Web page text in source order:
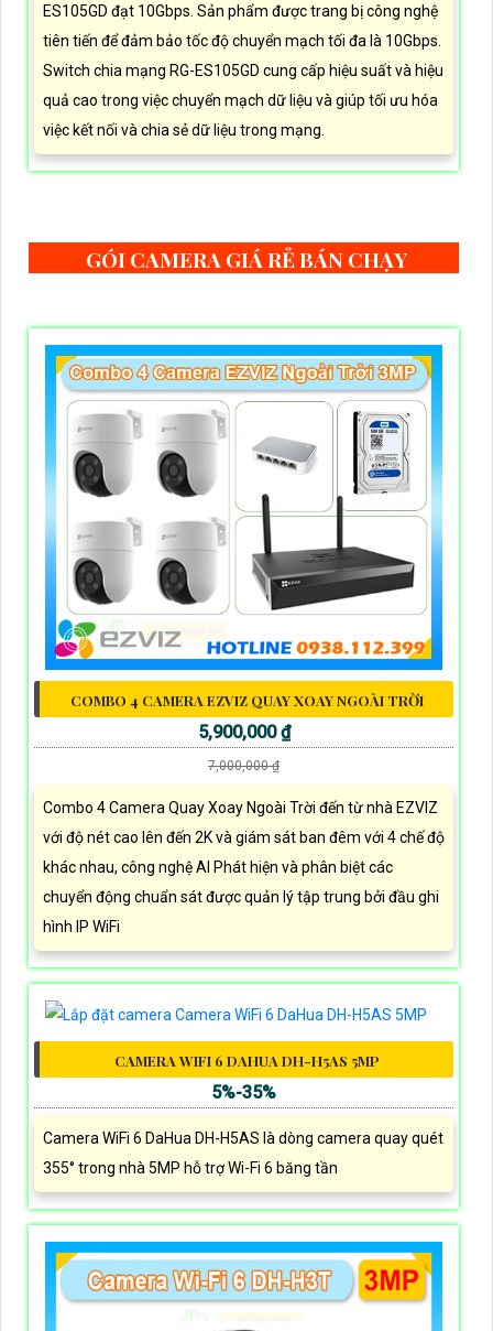
ES105GD đạt 10Gbps. Sản phẩm được trang bị công nghệ
tiên tiến để đảm bảo tốc độ chuyển mạch tối đa là 10Gbps.
Switch chia mạng RG-ES105GD cung cấp hiệu suất và hiệu
quả cao trong việc chuyển mạch dữ liệu và giúp tối ưu hóa
việc kết nối và chia sẻ dữ liệu trong mạng.
GÓI CAMERA GIÁ RẺ BÁN CHẠY
COMBO 4 CAMERA EZVIZ QUAY XOAY NGOÀI TRỜI
5,900,000 ₫
7,000,000 ₫
Combo 4 Camera Quay Xoay Ngoài Trời đến từ nhà EZVIZ
với độ nét cao lên đến 2K và giám sát ban đêm với 4 chế độ
khác nhau, công nghệ AI Phát hiện và phân biệt các
chuyển động chuẩn sát được quản lý tập trung bởi đầu ghi
hình IP WiFi
CAMERA WIFI 6 DAHUA DH-H5AS 5MP
5%-35%
Camera WiFi 6 DaHua DH-H5AS là dòng camera quay quét
355° trong nhà 5MP hỗ trợ Wi-Fi 6 băng tần